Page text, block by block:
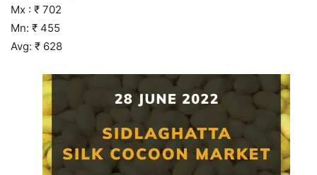
Mx : ₹ 702
Mn: ₹ 455
Avg: ₹ 628